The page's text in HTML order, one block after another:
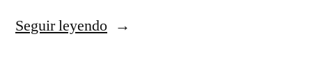
Seguir leyendo«camiseta